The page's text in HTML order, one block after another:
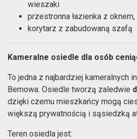
wieszaki
przestronna łazienka z
korytarz z zabudowaną szafą
Kameralne osiedle dla osób
To jedna z najbardziej kameralnych
Bemowa. Osiedle tworzą zaledwie
dzięki czemu mieszkańcy mogą
większą prywatnością i sąsiedzką
Teren osiedla jest: